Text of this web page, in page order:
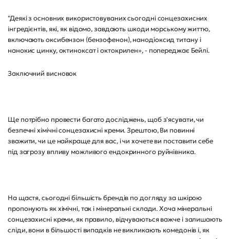
"Деякі з основних використовуваних сьогодні сонцезахисних
інгредієнтів, які, як відомо, завдають шкоди морському життю,
включають оксибензон (бензофенон), нанодіоксид титану і
нанокис цинку, октиноксат і октокрилен», - попереджає Бейлі.
Заключний висновок
Ще потрібно провести багато досліджень, щоб з'ясувати, чи
безпечні хімічні сонцезахисні креми. Зрештою, Ви повинні
зважити, чи це найкраще для вас, і чи хочете ви поставити себе
під загрозу впливу можливого ендокринного руйнівника.
На щастя, сьогодні більшість брендів по догляду за шкірою
пропонують як хімічні, так і мінеральні склади. Хоча мінеральні
сонцезахисні креми, як правило, відчуваються важче і залишають
сліди, вони в більшості випадків не викликають комедонів і, як